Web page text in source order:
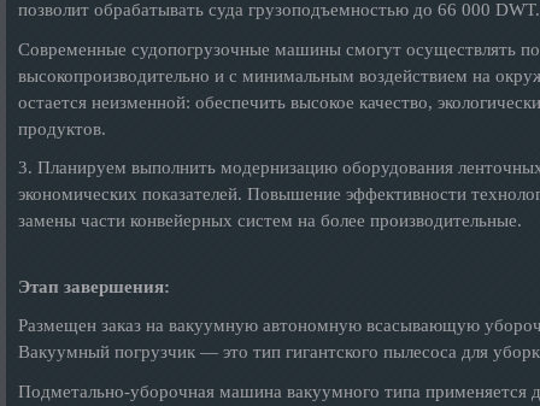
позволит обрабатывать суда грузоподъемностью до 66 000 DWT.
Современные судопогрузочные машины смогут осуществлять
высокопроизводительно и с минимальным воздействием на
остается неизменной: обеспечить высокое качество,
продуктов.
3. Планируем выполнить модернизацию оборудования
экономических показателей. Повышение эффективности
замены части конвейерных систем на более производительные.
Этап завершения:
Размещен заказ на вакуумную автономную всасывающую
Вакуумный погрузчик — это тип гигантского пылесоса для
Подметально-уборочная машина вакуумного типа